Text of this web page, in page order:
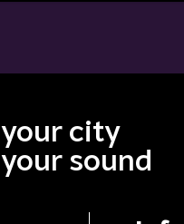
your city
your sound